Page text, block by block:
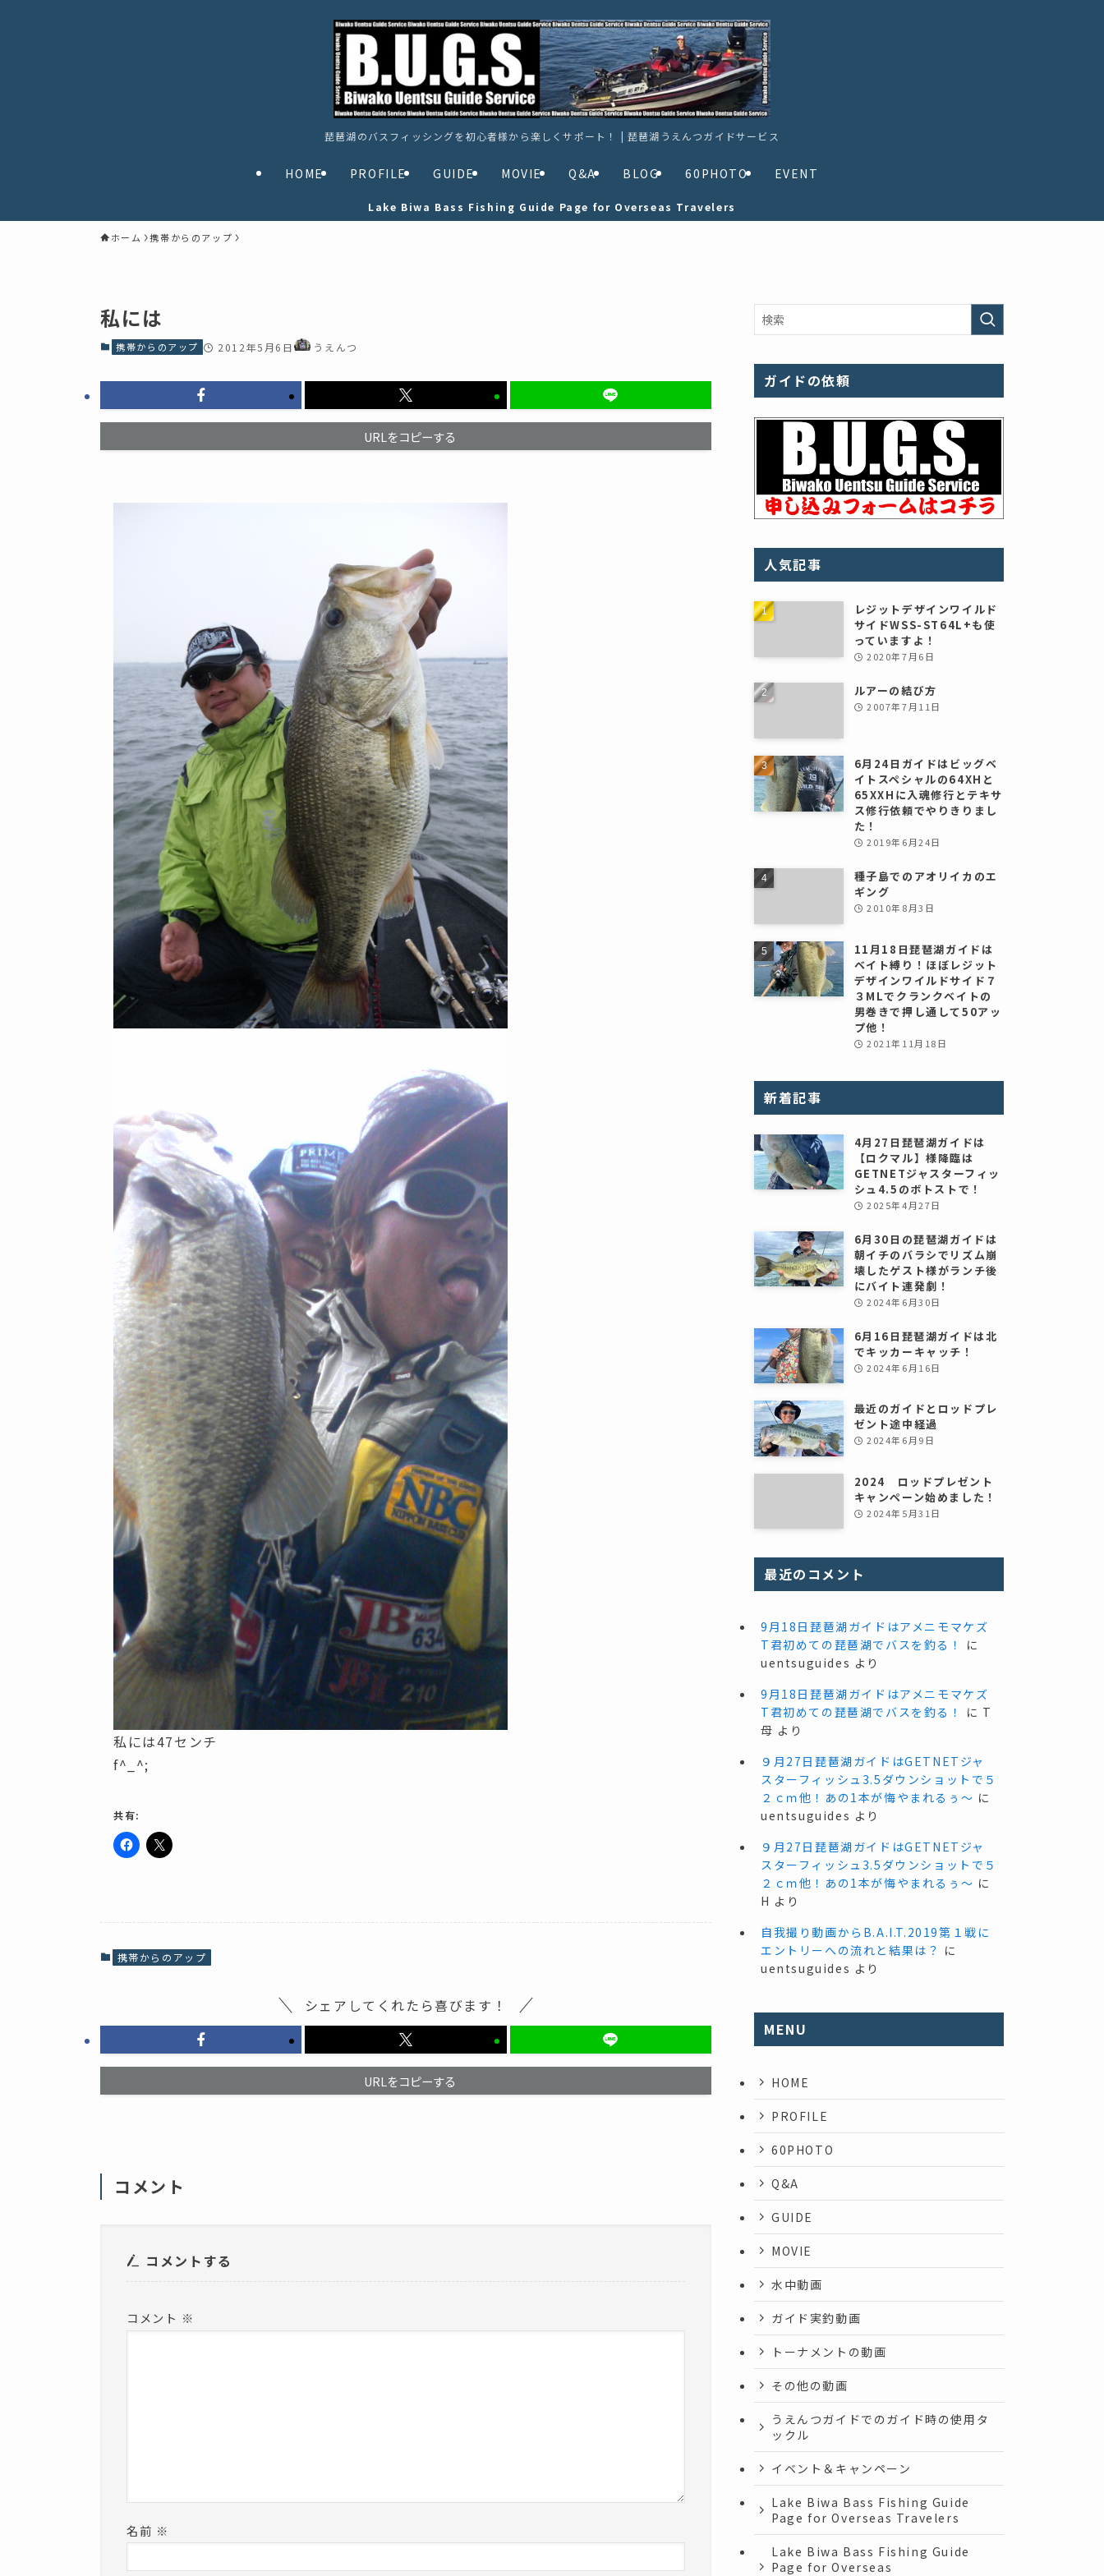
琵琶湖のバスフィッシングを初心者様から楽しくサポート！ | 琵琶湖うえんつガイドサービス
HOME PROFILE GUIDE MOVIE Q&A BLOG 60PHOTO EVENT
Lake Biwa Bass Fishing Guide Page for Overseas Travelers
ホーム 携帯からのアップ
私には
携帯からのアップ 2012年5月6日 うえんつ
URLをコピーする
私には47センチ
f^_^;
共有:
F
o
共
有
リ
て
だ
ン
ド
す
ク
X
有
(
ン
開
ま
携帯からのアップ
シェアしてくれたら喜びます！
URLをコピーする
コメント
コメントする
コメント ※
名前 ※
ガイドの依頼
人気記事
レジットデザインワイルド
サイドWSS-ST64L+も使
っていますよ！
2020年7月6日
ルアーの結び方
2007年7月11日
6月24日ガイドはビッグベ
イトスペシャルの64XHと
65XXHに入魂修行とテキサ
ス修行依頼でやりきりまし
た！
2019年6月24日
種子島でのアオリイカのエ
ギング
2010年8月3日
11月18日琵琶湖ガイドは
ベイト縛り！ほぼレジット
デザインワイルドサイド７
３MLでクランクベイトの
男巻きで押し通して50アッ
プ他！
2021年11月18日
新着記事
4月27日琵琶湖ガイドは
【ロクマル】様降臨は
GETNETジャスターフィッ
シュ4.5のボトストで！
2025年4月27日
6月30日の琵琶湖ガイドは
朝イチのバラシでリズム崩
壊したゲスト様がランチ後
にバイト連発劇！
2024年6月30日
6月16日琵琶湖ガイドは北
でキッカーキャッチ！
2024年6月16日
最近のガイドとロッドプレ
ゼント途中経過
2024年6月9日
2024 ロッドプレゼント
キャンペーン始めました！
2024年5月31日
最近のコメント
9月18日琵琶湖ガイドはアメニモマケズ
T君初めての琵琶湖でバスを釣る！
に
uentsuguides より
9月18日琵琶湖ガイドはアメニモマケズ
T君初めての琵琶湖でバスを釣る！
に T
母 より
９月27日琵琶湖ガイドはGETNETジャ
スターフィッシュ3.5ダウンショットで５
２ｃｍ他！あの1本が悔やまれるぅ～ に
uentsuguides より
９月27日琵琶湖ガイドはGETNETジャ
スターフィッシュ3.5ダウンショットで５
２ｃｍ他！あの1本が悔やまれるぅ～ に
H より
自我撮り動画からB.A.I.T.2019第１戦に
エントリーへの流れと結果は？ に
uentsuguides より
MENU
HOME
PROFILE
60PHOTO
Q&A
GUIDE
MOVIE
水中動画
ガイド実釣動画
トーナメントの動画
その他の動画
うえんつガイドでのガイド時の使用タ
ックル
イベント＆キャンペーン
Lake Biwa Bass Fishing Guide
Page for Overseas Travelers
Lake Biwa Bass Fishing Guide
Page for Overseas